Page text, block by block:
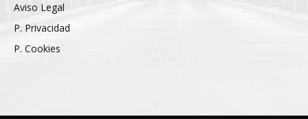
Aviso Legal
P. Privacidad
P. Cookies